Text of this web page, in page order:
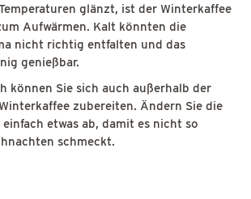
glänzt, ist der Winterkaffee
Aufwärmen. Kalt könnten die
nicht richtig entfalten und das
genießbar.
können Sie sich auch außerhalb der
zubereiten. Ändern Sie die
etwas ab, damit es nicht so
schmeckt.